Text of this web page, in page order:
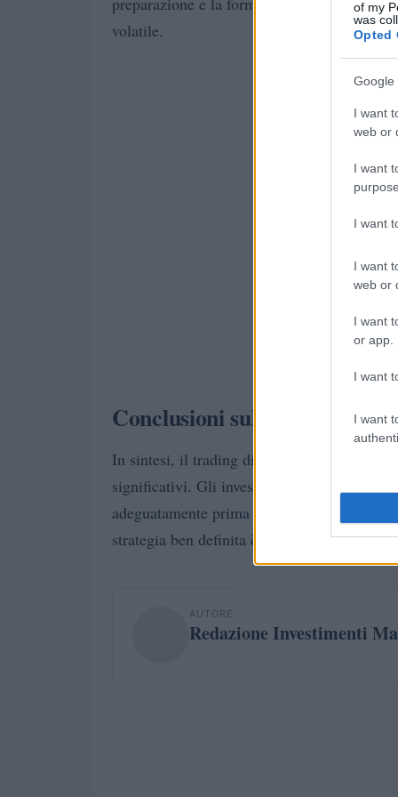
of my
was
Opted
Google
I want
web or
I want
I want
I want
web or
I want
or app.
I want
I want
volatile.
Conclusioni sul trading Forex
In sintesi, il trading di valute estere offre
significativi. Gli investitori devono essere
adeguatamente prima di entrare nel
strategia ben definita è possibile affrontare
AUTORE
Redazione Investimenti